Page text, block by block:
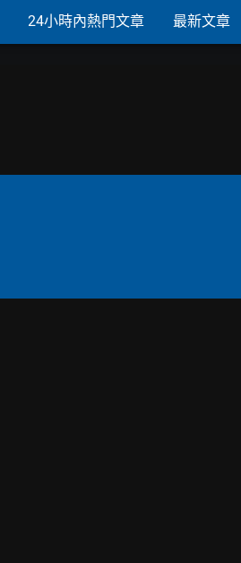
24小時內熱門文章 最新文章